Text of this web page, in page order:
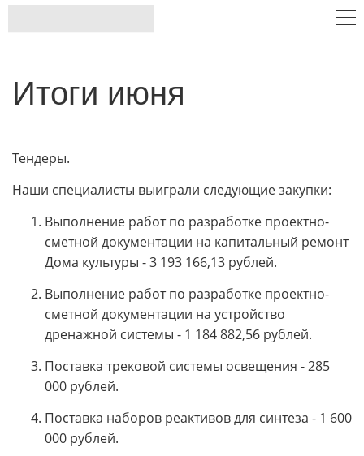
Итоги июня
Тендеры.
Наши специалисты выиграли следующие закупки:
Выполнение работ по разработке проектно-
сметной документации на капитальный ремонт
Дома культуры - 3 193 166,13 рублей.
Выполнение работ по разработке проектно-
сметной документации на устройство
дренажной системы - 1 184 882,56 рублей.
Поставка трековой системы освещения - 285
000 рублей.
Поставка наборов реактивов для синтеза - 1 600
000 рублей.